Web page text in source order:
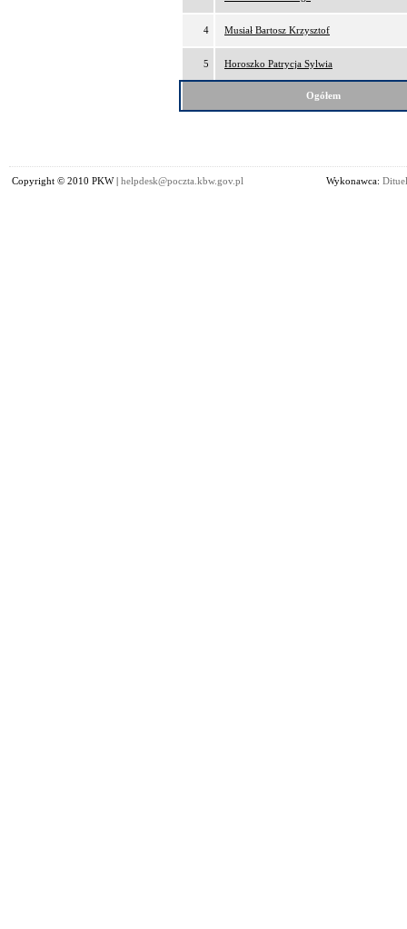
4 Musiał Bartosz Krzysztof
5 Horoszko Patrycja Sylwia
Ogółem
Copyright © 2010 PKW | helpdesk@poczta.kbw.gov.pl Wykonawca: